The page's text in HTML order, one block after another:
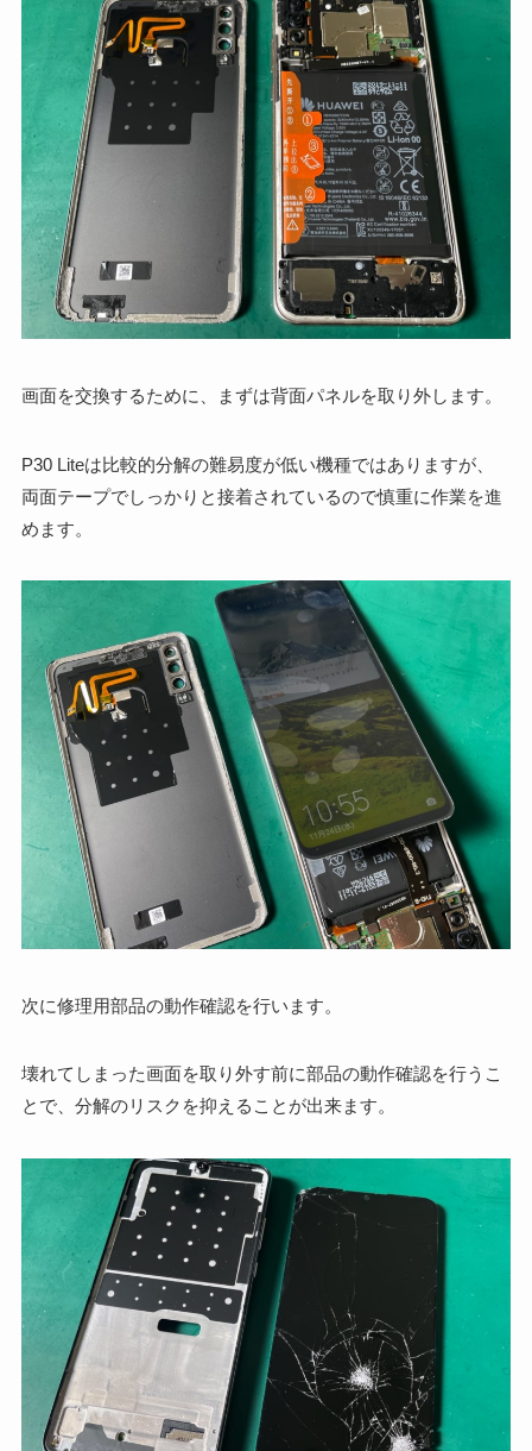
画面を交換するために、まずは背面パネルを取り外します。
P30 Liteは比較的分解の難易度が低い機種ではありますが、
両面テープでしっかりと接着されているので慎重に作業を進
めます。
次に修理用部品の動作確認を行います。
壊れてしまった画面を取り外す前に部品の動作確認を行うこ
とで、分解のリスクを抑えることが出来ます。